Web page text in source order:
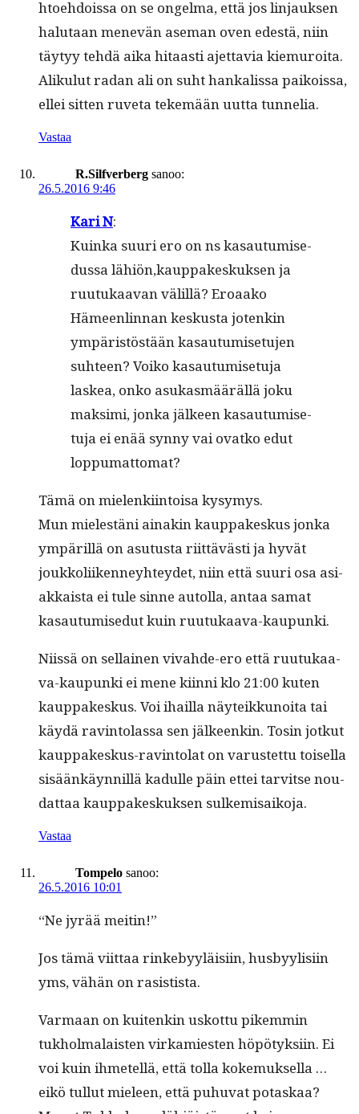
h­toe­hdois­sa on se ongel­ma, että jos lin­jauk­sen
halu­taan menevän ase­man oven edestä, niin
täy­tyy tehdä aika hitaasti ajet­tavia kiemuroi­ta.
Aliku­lut radan ali on suht han­kalis­sa paikois­sa,
ellei sit­ten ruve­ta tekemään uut­ta tunnelia.
Vastaa
R.Silfverberg sanoo:
26.5.2016 9:46
Kari N:
Kuin­ka suuri ero on ns kasautu­mise­
dus­sa lähiön,kauppakeskuksen ja
ruu­tukaa­van välil­lä? Eroaako
Hämeen­lin­nan keskus­ta jotenkin
ympäristöstään kasautu­mise­tu­jen
suh­teen? Voiko kasautu­mise­tu­ja
laskea, onko asukas­määräl­lä joku
mak­si­mi, jon­ka jäl­keen kasautu­mise­
tu­ja ei enää syn­ny vai ovatko edut
loppumattomat?
Tämä on mie­lenki­in­toisa kysymys.
Mun mielestäni ainakin kaup­pakeskus jon­ka
ympäril­lä on asu­tus­ta riit­tävästi ja hyvät
joukkoli­iken­ney­htey­det, niin että suuri osa asi­
akkaista ei tule sinne autol­la, antaa samat
kasautu­mise­dut kuin ruutukaava-kaupunki.
Niis­sä on sel­l­ainen vivahde-ero että ruu­tukaa­
va-kaupun­ki ei mene kiin­ni klo 21:00 kuten
kaup­pakeskus. Voi ihail­la näyteikkunoi­ta tai
käy­dä rav­in­to­las­sa sen jäl­keenkin. Tosin jotkut
kaup­pakeskus-rav­in­to­lat on varustet­tu toisel­la
sisäänkäyn­nil­lä kadulle päin ettei tarvitse nou­
dat­taa kaup­pakeskuk­sen sulkemisaikoja.
Vastaa
Tompelo sanoo:
26.5.2016 10:01
“Ne jyrää meitin!”
Jos tämä viit­taa rinke­byyläisi­in, hus­byylisi­in
yms, vähän on rasistista.
Var­maan on kuitenkin uskot­tu pikem­min
tukhol­malais­ten virkami­esten höpö­tyk­si­in. Ei
voi kuin ihme­tel­lä, että tol­la koke­muk­sel­la …
eikö tul­lut mieleen, että puhu­vat potaskaa?